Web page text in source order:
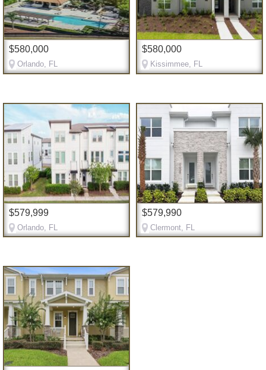
$580,000
Orlando, FL
$580,000
Kissimmee, FL
$579,999
Orlando, FL
$579,990
Clermont, FL